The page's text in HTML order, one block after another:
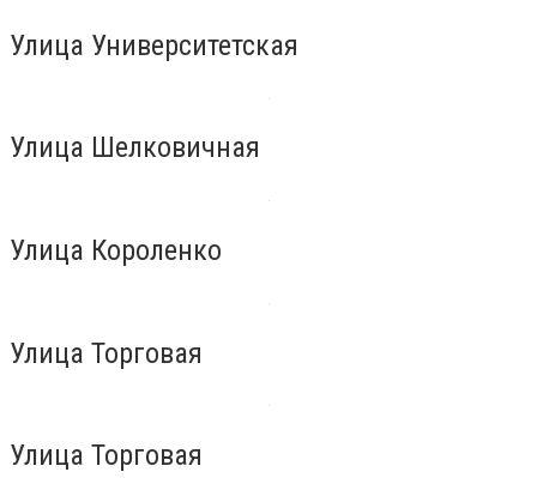
Улица Университетская
Улица Шелковичная
Улица Короленко
Улица Торговая
Улица Торговая